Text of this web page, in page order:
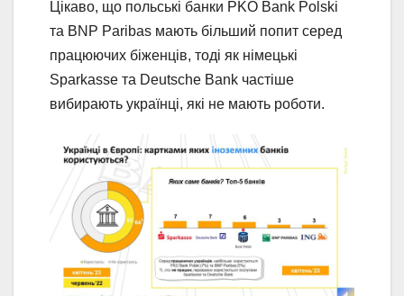
Цікаво, що польські банки PKO Bank Polski
та BNP Paribas мають більший попит серед
працюючих біженців, тоді як німецькі
Sparkasse та Deutsche Bank частіше
вибирають українці, які не мають роботи.